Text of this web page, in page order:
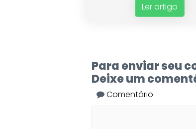
Ler artigo
Para enviar seu
Deixe um
Comentário